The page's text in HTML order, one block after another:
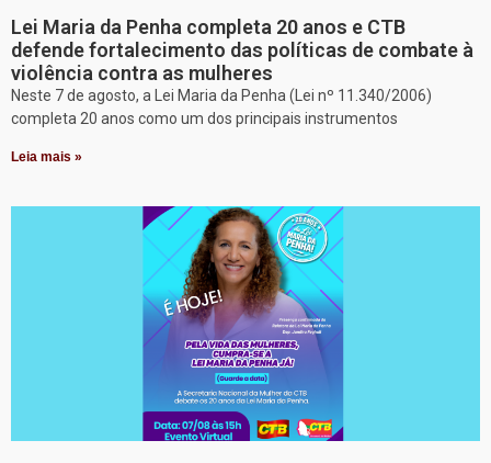
Lei Maria da Penha completa 20 anos e CTB
defende fortalecimento das políticas de combate à
violência contra as mulheres
Neste 7 de agosto, a Lei Maria da Penha (Lei nº 11.340/2006)
completa 20 anos como um dos principais instrumentos
Leia mais »